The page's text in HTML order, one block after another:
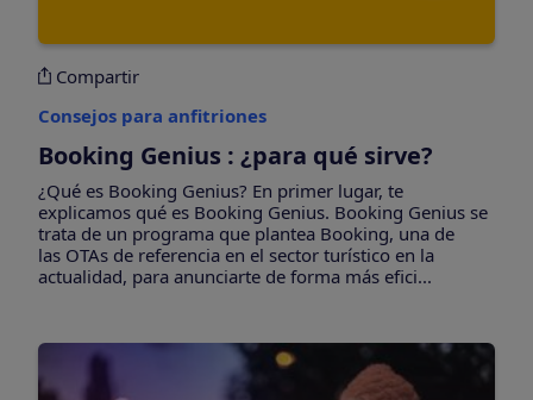
Compartir
Consejos para anfitriones
Booking Genius : ¿para qué sirve?
¿Qué es Booking Genius? En primer lugar, te
explicamos qué es Booking Genius. Booking Genius se
trata de un programa que plantea Booking, una de
las OTAs de referencia en el sector turístico en la
actualidad, para anunciarte de forma más efici...